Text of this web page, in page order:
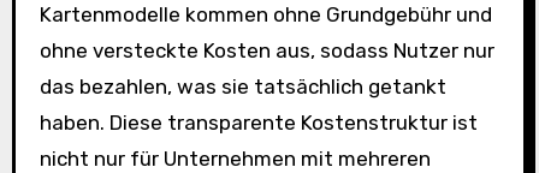
Kartenmodelle kommen ohne Grundgebühr und
ohne versteckte Kosten aus, sodass Nutzer nur
das bezahlen, was sie tatsächlich getankt
haben. Diese transparente Kostenstruktur ist
nicht nur für Unternehmen mit mehreren